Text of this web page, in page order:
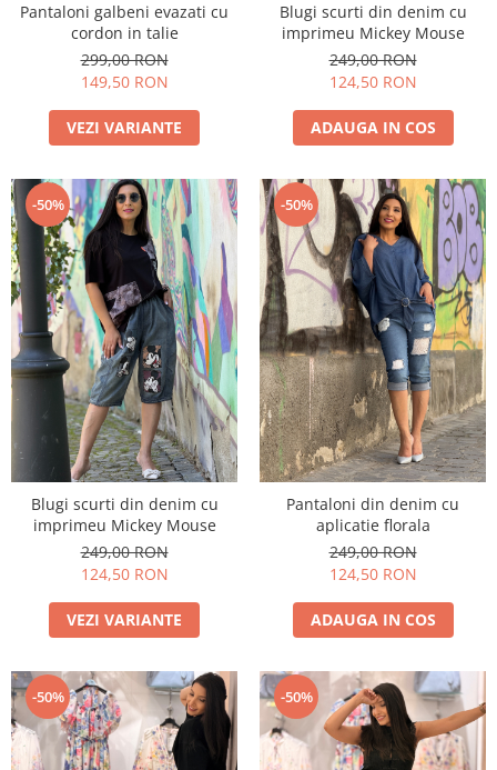
Pantaloni galbeni evazati cu
cordon in talie
299,00 RON
149,50 RON
VEZI VARIANTE
Blugi scurti din denim cu
imprimeu Mickey Mouse
249,00 RON
124,50 RON
ADAUGA IN COS
-50%
Blugi scurti din denim cu
imprimeu Mickey Mouse
249,00 RON
124,50 RON
VEZI VARIANTE
-50%
Pantaloni din denim cu
aplicatie florala
249,00 RON
124,50 RON
ADAUGA IN COS
-50% -50%